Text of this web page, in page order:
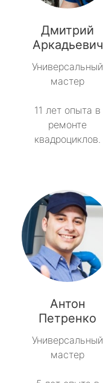
Дмитрий
Аркадьевич
Универсальный
мастер
11 лет опыта в
ремонте
квадроциклов.
Антон
Петренко
Универсальный
мастер